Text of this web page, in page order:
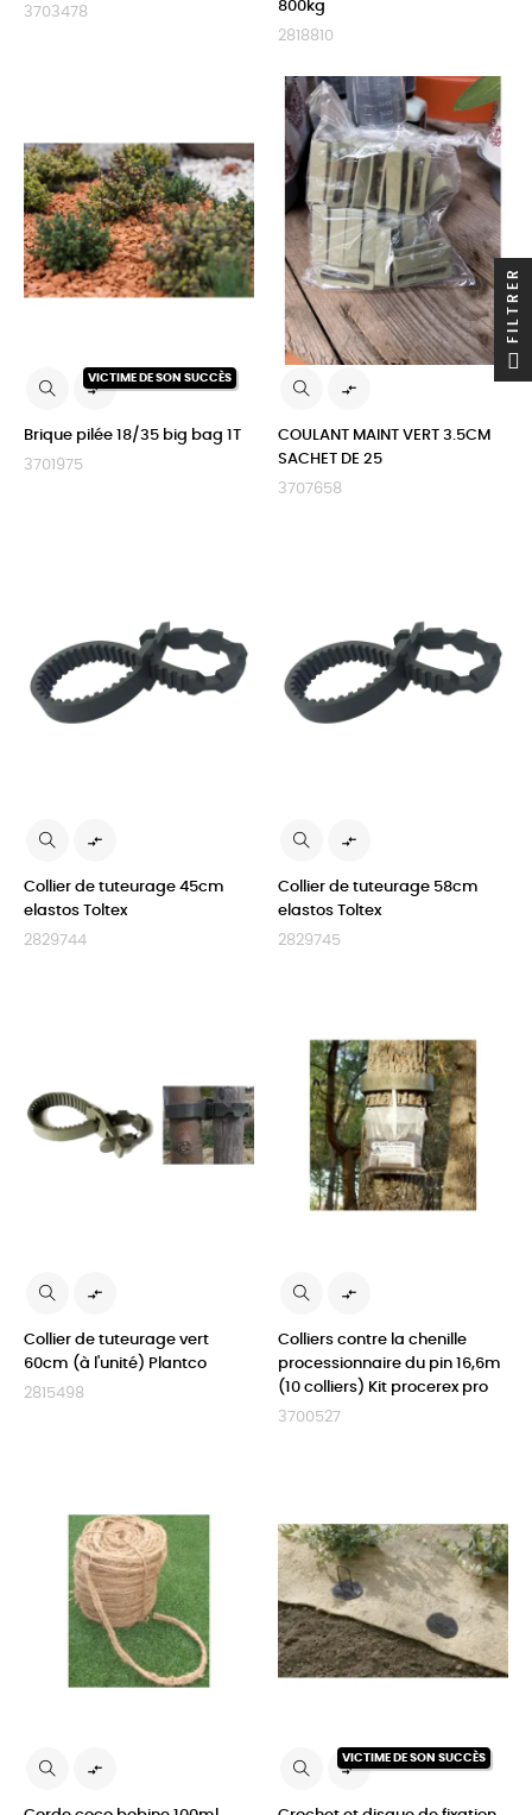
3703478
800kg
2818810
VICTIME DE SON SUCCÈS

Brique pilée 18/35 big bag 1T
3701975

COULANT MAINT VERT 3.5CM
SACHET DE 25
3707658

Collier de tuteurage 45cm
elastos Toltex
2829744

Collier de tuteurage 58cm
elastos Toltex
2829745

Collier de tuteurage vert
60cm (à l'unité) Plantco
2815498

Colliers contre la chenille
processionnaire du pin 16,6m
(10 colliers) Kit procerex pro
3700527

VICTIME DE SON SUCCÈS

FILTRER